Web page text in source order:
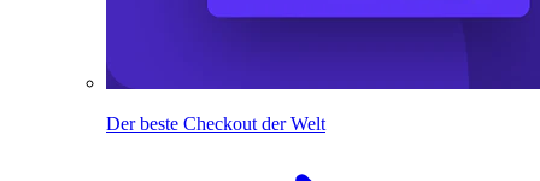
Der beste Checkout der Welt